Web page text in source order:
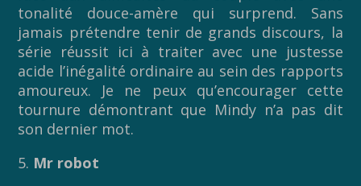
tonalité douce-amère qui surprend. Sans
jamais prétendre tenir de grands discours, la
série réussit ici à traiter avec une justesse
acide l’inégalité ordinaire au sein des rapports
amoureux. Je ne peux qu’encourager cette
tournure démontrant que Mindy n’a pas dit
son dernier mot.
5. Mr robot